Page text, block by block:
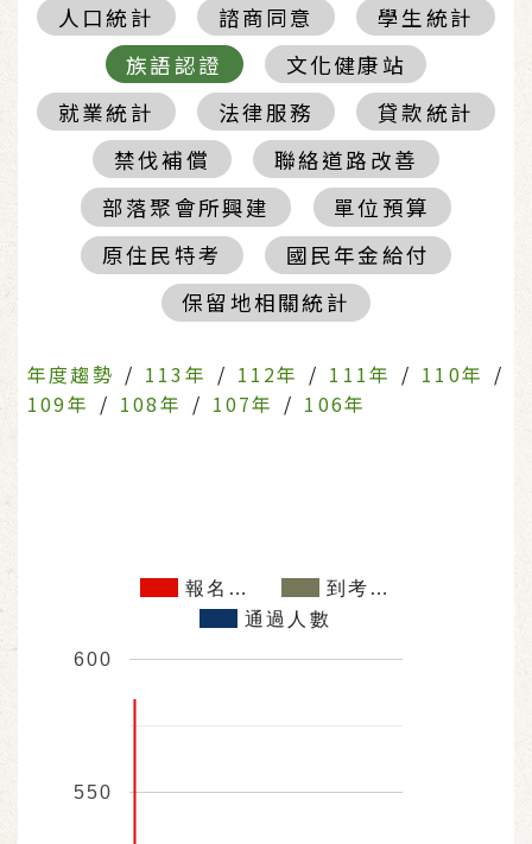
人口統計 諮商同意
學生統計
族語認證
文化健康站
就業統計
法律服務
貸款統計
禁伐補償
聯絡道路改善
部落聚會所興建
單位預算
原住民特考
國民年金給付
保留地相關統計
年度趨勢 / 113年 / 112年 / 111年 / 110年 /
109年 / 108年 / 107年 / 106年
報名…
到考…
通過人數
550
600